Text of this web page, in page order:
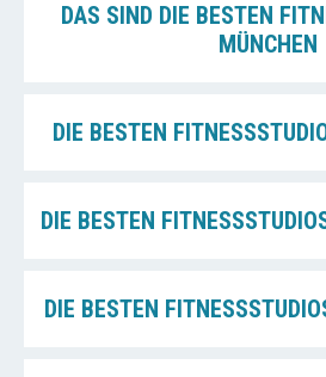
DAS SIND DIE BESTEN
MÜNCHEN
DIE BESTEN
DIE BESTEN
DIE BESTEN